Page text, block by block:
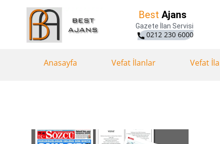
Best Ajans
Gazete İlan Servisi
0212 230 6000
Anasayfa Vefat İlanlar Vefat